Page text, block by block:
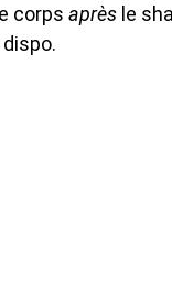
corps après le